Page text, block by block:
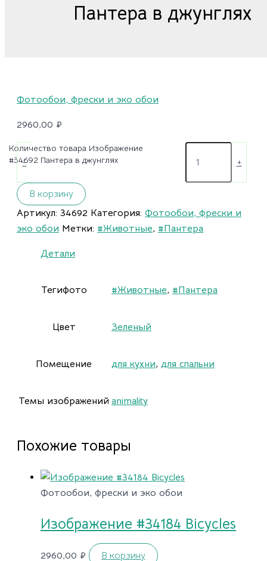
Пантера в джунглях
Фотообои, фрески и эко обои
2960,00 ₽
-
Количество товара Изображение
#34692 Пантера в джунглях
+
В корзину
Артикул: 34692 Категория: Фотообои, фрески и
эко обои Метки: #Животные, #Пантера
Детали
Тегифото #Животные, #Пантера
Цвет Зеленый
Помещение для кухни, для спальни
Темы изображений animality
Похожие товары
Фотообои, фрески и эко обои
Изображение #34184 Bicycles
2960,00 ₽ В корзину